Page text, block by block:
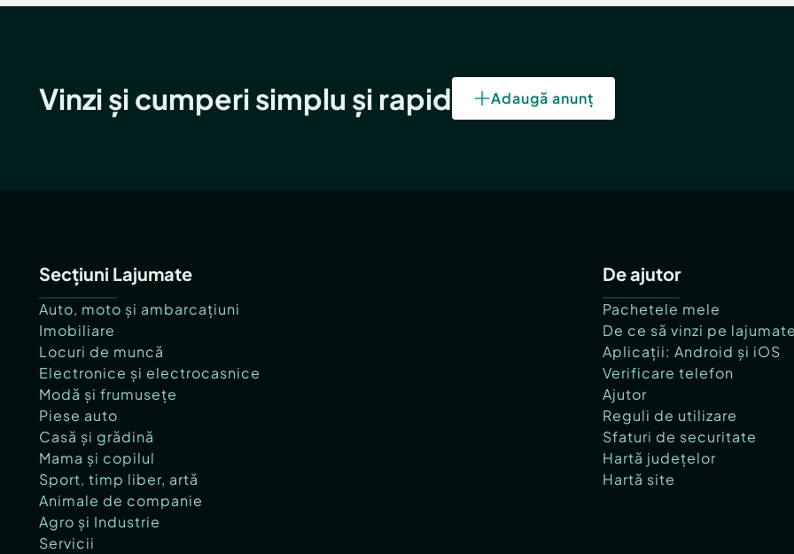
Vinzi și cumperi simplu și rapid Adaugă anunț
Secțiuni Lajumate
Auto, moto și ambarcațiuni
Imobiliare
Locuri de muncă
Electronice și electrocasnice
Modă și frumusețe
Piese auto
Casă și grădină
Mama și copilul
Sport, timp liber, artă
Animale de companie
Agro și Industrie
Servicii
De ajutor
Pachetele mele
De ce să vinzi pe
Aplicații: Android și iOS
Verificare telefon
Ajutor
Reguli de utilizare
Sfaturi de securitate
Hartă județelor
Hartă site